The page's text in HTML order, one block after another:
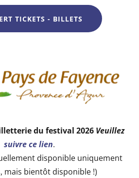
TICKETS - BILLETS
du festival 2026 Veuillez
suivre ce lien.
disponible uniquement
mais bientôt disponible !)